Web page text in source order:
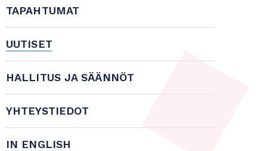
TAPAHTUMAT
UUTISET
HALLITUS JA SÄÄNNÖT
YHTEYSTIEDOT
IN ENGLISH